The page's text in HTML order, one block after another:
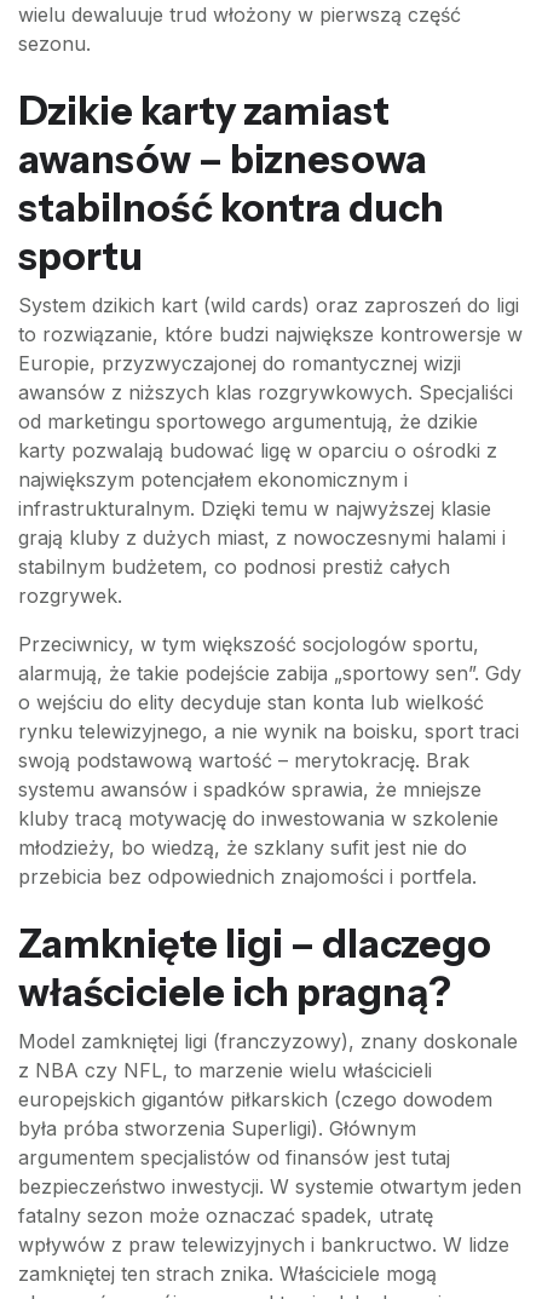
wielu dewaluuje trud włożony w pierwszą część
sezonu.
Dzikie karty zamiast
awansów – biznesowa
stabilność kontra duch
sportu
System dzikich kart (wild cards) oraz zaproszeń do ligi
to rozwiązanie, które budzi największe kontrowersje w
Europie, przyzwyczajonej do romantycznej wizji
awansów z niższych klas rozgrywkowych. Specjaliści
od marketingu sportowego argumentują, że dzikie
karty pozwalają budować ligę w oparciu o ośrodki z
największym potencjałem ekonomicznym i
infrastrukturalnym. Dzięki temu w najwyższej klasie
grają kluby z dużych miast, z nowoczesnymi halami i
stabilnym budżetem, co podnosi prestiż całych
rozgrywek.
Przeciwnicy, w tym większość socjologów sportu,
alarmują, że takie podejście zabija „sportowy sen”. Gdy
o wejściu do elity decyduje stan konta lub wielkość
rynku telewizyjnego, a nie wynik na boisku, sport traci
swoją podstawową wartość – merytokrację. Brak
systemu awansów i spadków sprawia, że mniejsze
kluby tracą motywację do inwestowania w szkolenie
młodzieży, bo wiedzą, że szklany sufit jest nie do
przebicia bez odpowiednich znajomości i portfela.
Zamknięte ligi – dlaczego
właściciele ich pragną?
Model zamkniętej ligi (franczyzowy), znany doskonale
z NBA czy NFL, to marzenie wielu właścicieli
europejskich gigantów piłkarskich (czego dowodem
była próba stworzenia Superligi). Głównym
argumentem specjalistów od finansów jest tutaj
bezpieczeństwo inwestycji. W systemie otwartym jeden
fatalny sezon może oznaczać spadek, utratę
wpływów z praw telewizyjnych i bankructwo. W lidze
zamkniętej ten strach znika. Właściciele mogą